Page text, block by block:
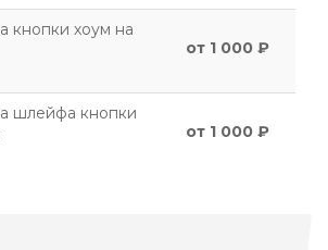
кнопки хоум на
от 1 000 ₽
шлейфа кнопки
от 1 000 ₽